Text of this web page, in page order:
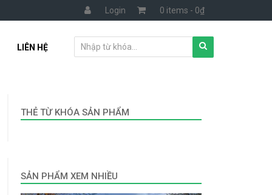
Login 0 items - 0₫
LIÊN HỆ
THẺ TỪ KHÓA SẢN PHẨM
SẢN PHẨM XEM NHIỀU